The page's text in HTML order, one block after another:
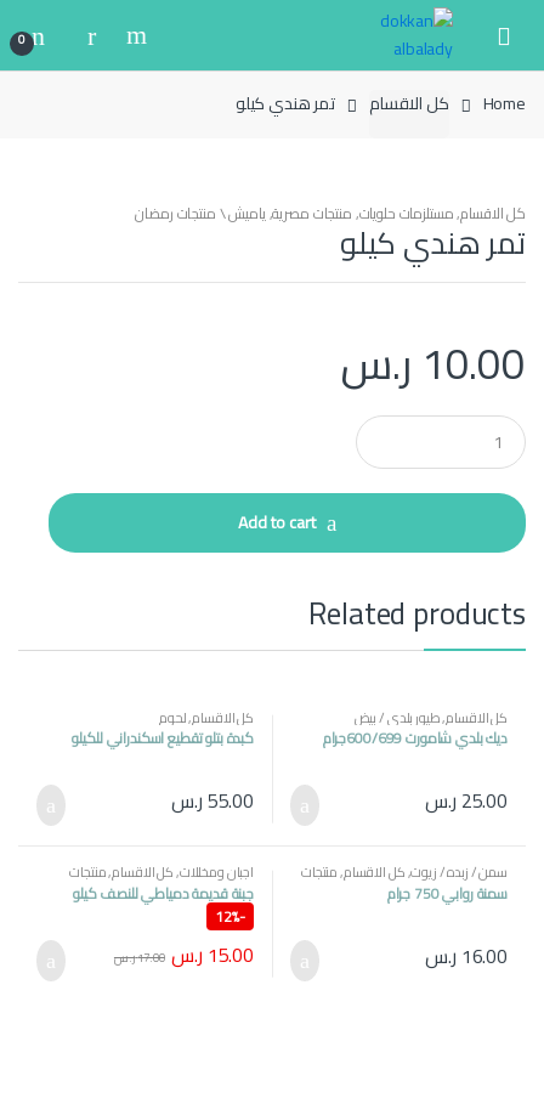
navigation
content
0
Home كل الاقسام تمر هندي كيلو
كل الاقسام,مستلزمات حلويات,منتجات مصرية,ياميش \ منتجات رمضان
تمر هندي كيلو
10.00 ر.س
Q
u
a
t
i
Add to cart
Related products
كل الاقسام,طيور بلدي / بيض
ديك بلدي شامورت 600/699جرام
25.00 ر.س
كل الاقسام,لحوم
كبدة بتلو تقطيع اسكندراني للكيلو
55.00ر.س
سمن / زبده / زيوت,كل الاقسام,منتجات
مصرية
سمنة روابي 750 جرام
16.00 ر.س
اجبان ومخللات,كل الاقسام,منتجات
مصرية
جبنة قديمة دمياطي للنصف كيلو
-
12%
15.00 ر.س 17.00ر.س